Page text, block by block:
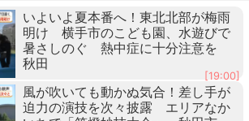
いよいよ夏本番へ！東北北部が梅雨
明け 横手市のこども園、水遊びで
暑さしのぐ 熱中症に十分注意を
秋田
[19:00]
風が吹いても動かぬ気合！差し手が
迫力の演技を次々披露 エリアなか